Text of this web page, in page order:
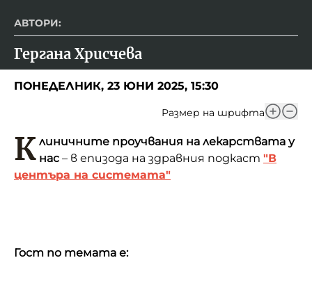
АВТОРИ:
Гергана Хрисчева
ПОНЕДЕЛНИК, 23 ЮНИ 2025, 15:30
Размер на шрифта
К линичните проучвания на лекарствата у
нас – в епизода на здравния подкаст "В
центъра на системата"
Гост по темата е: